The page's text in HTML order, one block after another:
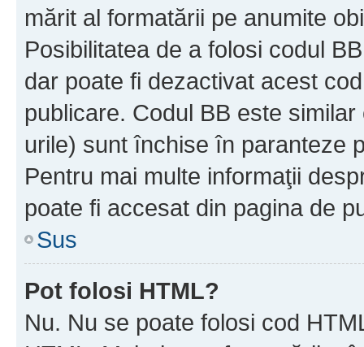
mărit al formatării pe anumite
Posibilitatea de a folosi codul
dar poate fi dezactivat acest
publicare. Codul BB este
urile) sunt închise în paranteze
Pentru mai multe informaţii
poate fi accesat din pagina de
Sus
Pot folosi HTML?
Nu. Nu se poate folosi cod